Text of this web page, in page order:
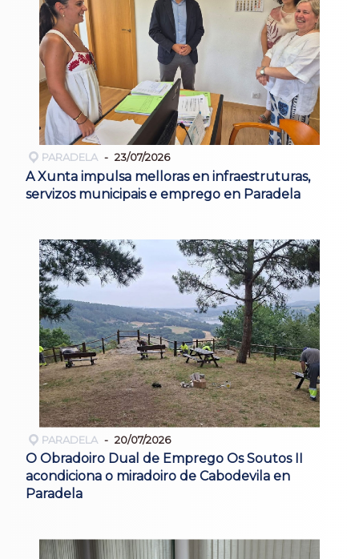
PARADELA 23/07/2026
A Xunta impulsa melloras en infraestruturas,
servizos municipais e emprego en Paradela
PARADELA 20/07/2026
O Obradoiro Dual de Emprego Os Soutos II
acondiciona o miradoiro de Cabodevila en
Paradela